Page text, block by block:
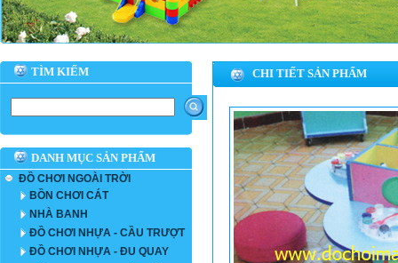
TÌM KIẾM
DANH MỤC SẢN PHẨM
ĐỒ CHƠI NGOÀI TRỜI
BỒN CHƠI CÁT
NHÀ BANH
ĐỒ CHƠI NHỰA - CẦU TRƯỢT
ĐỒ CHƠI NHỰA - ĐU QUAY
CHI TIẾT SẢN PHẨM